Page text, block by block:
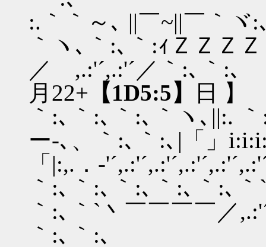
:.｀｀～､ ||￣~||￣｀ヾ
｀ヽ､｀:､｀:ｨＺＺＺ
／ ,.:'´,.:'´／｀:､
月22+ 【1D5:5】
日 】
｀:､｀:､｀:､｀ヽ､||:.
ー-､、｀:､｀:､|「」
「|:,.．
｀:､｀:､｀:､｀:､｀:､
｀:､｀`丶￣￣￣￣／
｀:､｀:､